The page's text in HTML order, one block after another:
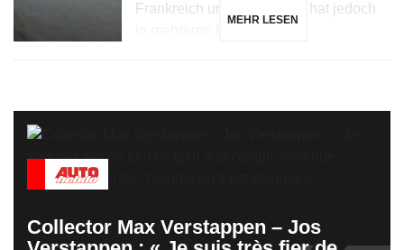
Frankreich und Dänemark, hat jedoch
MEHR LESEN
Collector Max Verstappen – Jos